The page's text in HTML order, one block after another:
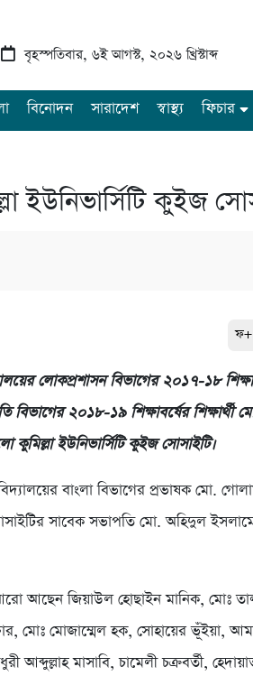
বৃহস্পতিবার, ৬ই আগস্ট, ২০২৬ খ্রিস্টাব্দ
বিনোদন সারাদেশ স্বাস্থ্য ফিচার
ইউনিভার্সিটি কুইজ
ফ+
লোকপ্রশাসন বিভাগের ২০১৭-১৮
২০১৮-১৯ শিক্ষাবর্ষের শিক্ষার্থী
ইউনিভার্সিটি কুইজ সোসাইটি।
বাংলা বিভাগের প্রভাষক মো.
সাবেক সভাপতি মো. অহিদুল
আছেন জিয়াউল হোছাইন মানিক, মোঃ
মোঃ মোজাম্মেল হক, সোহায়ের ভূঁইয়া,
মাসাবি, চামেলী চক্রবর্তী,